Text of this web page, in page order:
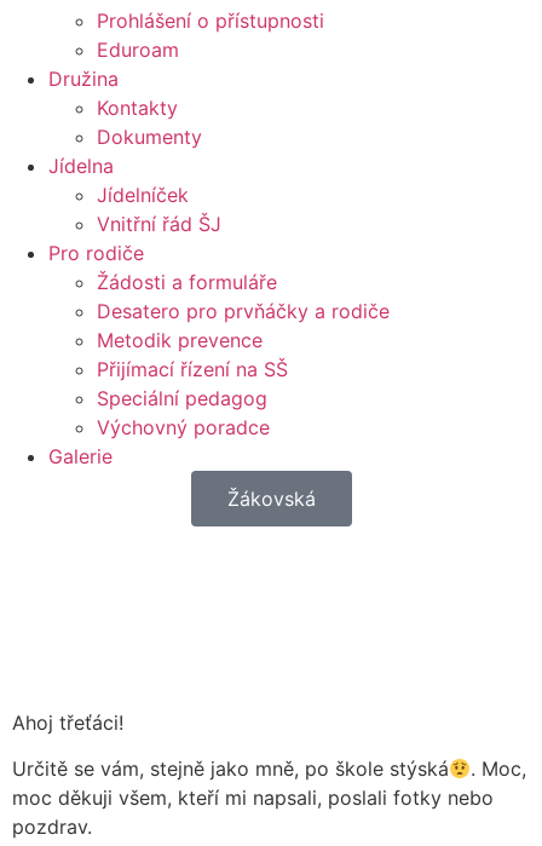
Prohlášení o přístupnosti
Eduroam
Družina
Kontakty
Dokumenty
Jídelna
Jídelníček
Vnitřní řád ŠJ
Pro rodiče
Žádosti a formuláře
Desatero pro prvňáčky a rodiče
Metodik prevence
Přijímací řízení na SŠ
Speciální pedagog
Výchovný poradce
Galerie
Žákovská
Ahoj třeťáci!
Určitě se vám, stejně jako mně, po škole stýská
. Moc,
moc děkuji všem, kteří mi napsali, poslali fotky nebo
pozdrav.